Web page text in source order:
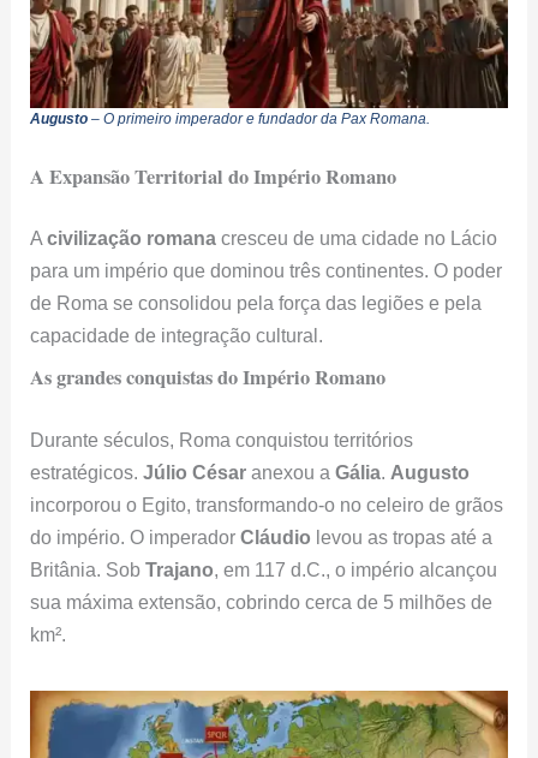
Augusto – O primeiro imperador e fundador da Pax Romana.
A Expansão Territorial do Império Romano
Acivilização romana cresceu de uma cidade no Lácio
para um império que dominou três continentes. O poder
de Roma se consolidou pela força das legiões e pela
capacidade de integração cultural.
As grandes conquistas do Império Romano
Durante séculos, Roma conquistou territórios
estratégicos.Júlio César anexou aGália. Augusto
incorporou o Egito, transformando-o no celeiro de grãos
do império. O imperadorCláudio levou as tropas até a
Britânia. SobTrajano, em 117 d.C., o império alcançou
sua máxima extensão, cobrindo cerca de 5 milhões de
km².